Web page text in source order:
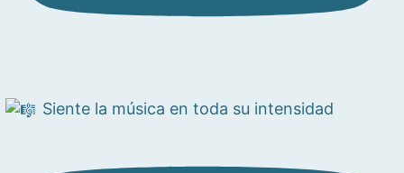
Siente la música en toda su intensidad